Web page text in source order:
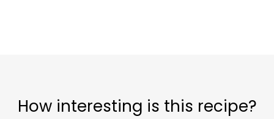
How interesting is this recipe?